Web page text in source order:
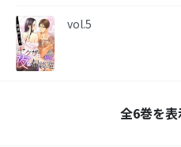
vol.5
全6巻を表